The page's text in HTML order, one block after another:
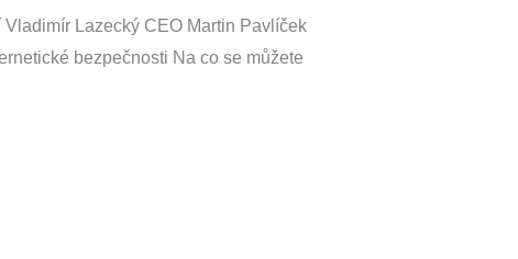
Lazecký CEO​ Martin Pavlíček
bezpečnosti Na co se můžete